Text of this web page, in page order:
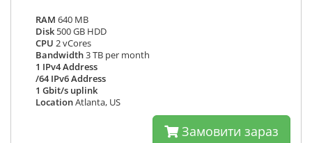
RAM 640 MB
Disk 500 GB HDD
CPU 2 vCores
Bandwidth3 TB per month
1 IPv4 Address
/64 IPv6 Address
1 Gbit/s uplink
LocationAtlanta, US
Замовити зараз